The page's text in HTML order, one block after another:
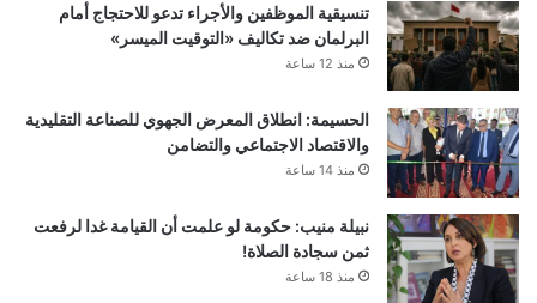
تنسيقية الموظفين والأجراء تدعو للاحتجاج أمام
البرلمان ضد تكاليف «التوقيت الميسر»
منذ 12 ساعة
الحسيمة: انطلاق المعرض الجهوي للصناعة التقليدية
والاقتصاد الاجتماعي والتضامن
منذ 14 ساعة
نبيلة منيب: حكومة لو علمت أن القيامة غدا لرفعت
ثمن سجادة الصلاة!
منذ 18 ساعة